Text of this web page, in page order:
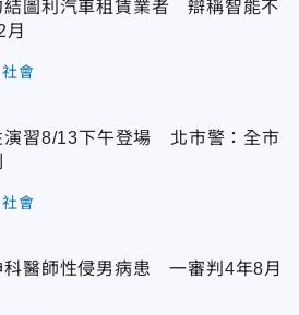
結圖利汽車租賃業者 辯稱智能不
月
社會
演習8/13下午登場 北市警：全市
社會
科醫師性侵男病患 一審判4年8月